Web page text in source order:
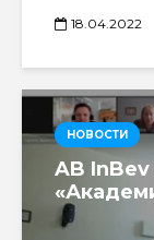
18.04.2022
НОВОСТИ
AB